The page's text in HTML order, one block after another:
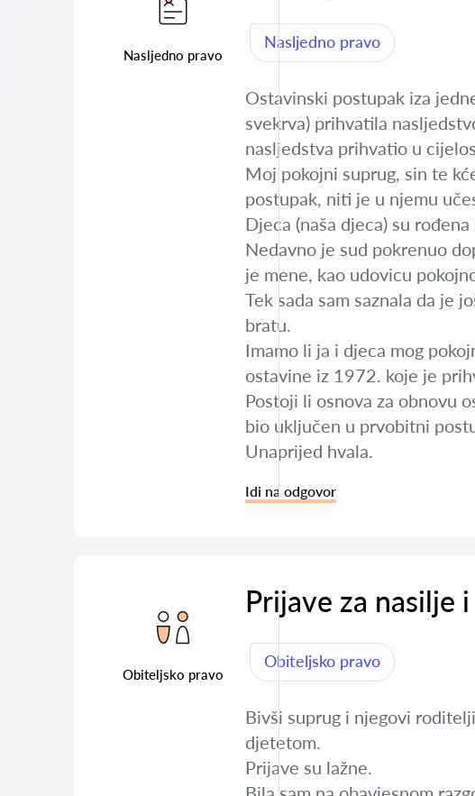
Nasljedno pravo
Nasljedno pravo
Ostavinski postupak iza
svekrva) prihvatila
nasljedstva prihvatio u
Moj pokojni suprug, sin te
postupak, niti je u njemu
Djeca (naša djeca) su
Nedavno je sud pokrenuo
je mene, kao udovicu
Tek sada sam saznala da je
bratu.
Imamo li ja i djeca mog
ostavine iz 1972. koje je
Postoji li osnova za obnovu
bio uključen u prvobitni
Unaprijed hvala.
Idi na odgovor
Obiteljsko pravo
Prijave za nasilje
Obiteljsko pravo
Bivši suprug i njegovi
djetetom.
Prijave su lažne.